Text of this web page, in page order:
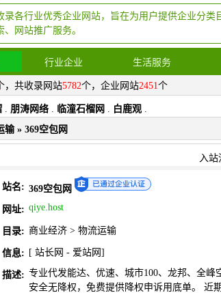
录各行业优秀企业网站，旨在为用户提供企业分类
、网站推广服务。
行业企业 生活服务
，共收录网站5782个，企业网站2451个
. 朋涛网络 . 临潼石榴网 . 白鹿观 .
输» 369空包网
入站
站名: 369空包网
网址: qiye.host
目录: 商业经济 > 物流运输
信息: [ 站长网 - 爱站网 ]
描述: 专业代发能达、优速、城市100、龙邦、全峰
安全无降权，免费提供降权申诉用底单。 近